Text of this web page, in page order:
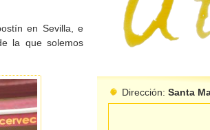
en Sevilla, e
la que solemos
Dirección: Santa